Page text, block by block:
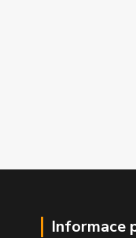
Informace